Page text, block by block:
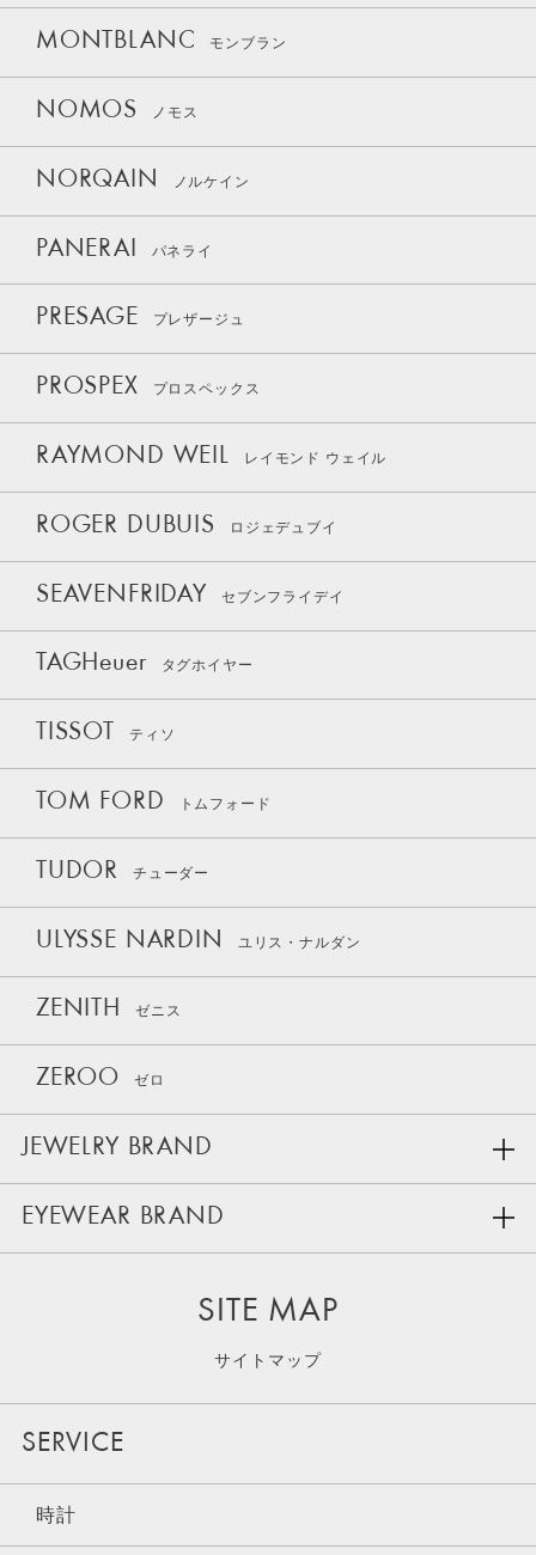
MONTBLANC モンブラン
NOMOS ノモス
NORQAIN ノルケイン
PANERAI パネライ
PRESAGE プレザージュ
PROSPEX プロスペックス
RAYMOND WEIL レイモンド ウェイル
ROGER DUBUIS ロジェデュブイ
SEAVENFRIDAY セブンフライデイ
TAGHeuer タグホイヤー
TISSOT ティソ
TOM FORD トムフォード
TUDOR チューダー
ULYSSE NARDIN ユリス・ナルダン
ZENITH ゼニス
ZEROO ゼロ
JEWELRY BRAND
EYEWEAR BRAND
SITE MAP
サイトマップ
SERVICE
時計